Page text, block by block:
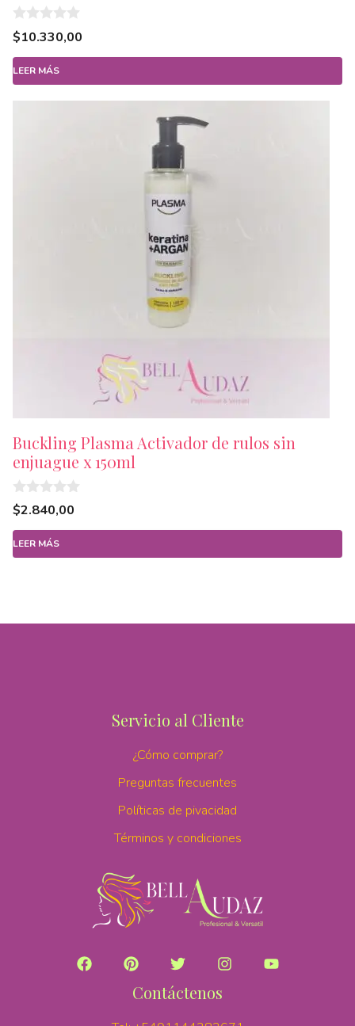
0
d
e
5
$10.330,00
LEER MÁS
Buckling Plasma Activador de rulos sin
enjuague x 150ml
0
d
e
5
$2.840,00
LEER MÁS
Servicio al Cliente
¿Cómo comprar?
Preguntas frecuentes
Políticas de pivacidad
Términos y condiciones
Contáctenos